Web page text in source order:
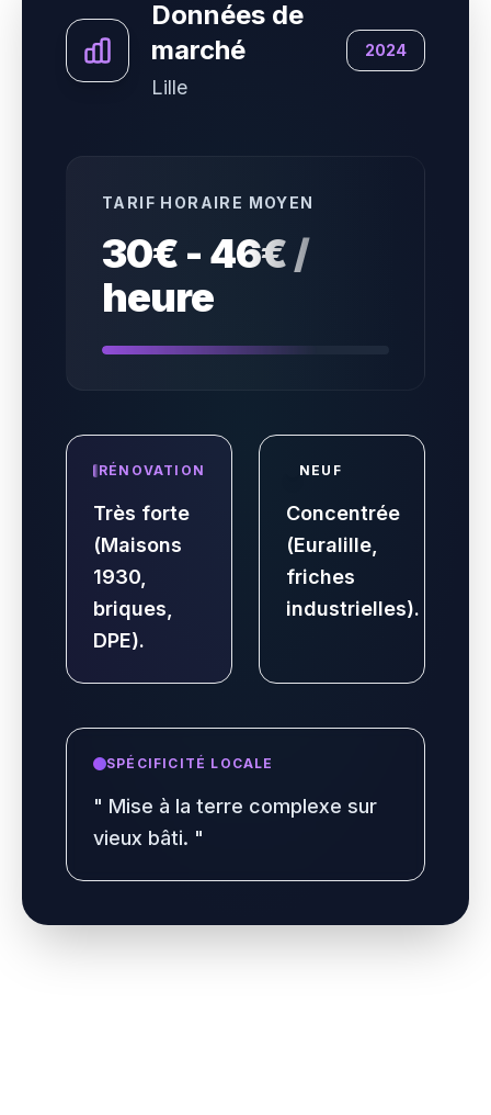
Données de
marché
Lille
2024
TARIF HORAIRE MOYEN
30€ - 46€ /
heure
RÉNOVATION
Très forte
(Maisons
1930,
briques,
DPE).
NEUF
Concentrée
(Euralille,
friches
industrielles).
SPÉCIFICITÉ LOCALE
" Mise à la terre complexe sur
vieux bâti. "